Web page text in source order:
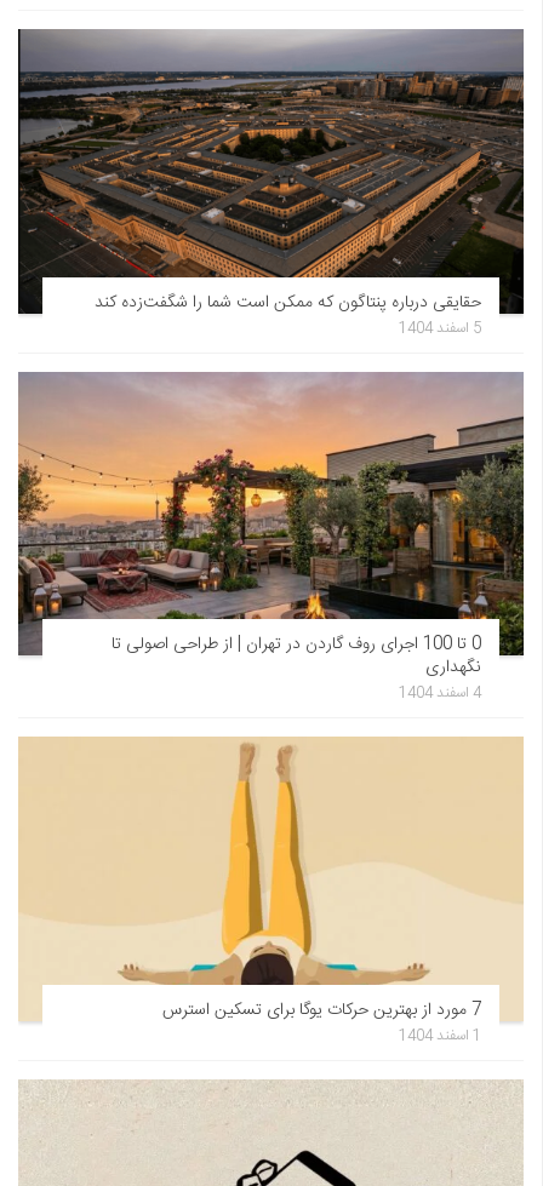
حقایقی درباره پنتاگون که ممکن است شما را شگفت‌زده کند
5 اسفند 1404
0 تا 100 اجرای روف گاردن در تهران | از طراحی اصولی تا
نگهداری
4 اسفند 1404
7 مورد از بهترین حرکات یوگا برای تسکین استرس
1 اسفند 1404